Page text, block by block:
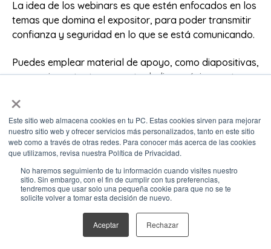
×
Este sitio web almacena cookies en tu PC. Estas cookies sirven para mejorar
nuestro sitio web y ofrecer servicios más personalizados, tanto en este sitio
web como a través de otras redes. Para conocer más acerca de las cookies
que utilizamos, revisa nuestra Política de Privacidad.
No haremos seguimiento de tu información cuando visites nuestro
sitio. Sin embargo, con el fin de cumplir con tus preferencias,
tendremos que usar solo una pequeña cookie para que no se te
solicite volver a tomar esta decisión de nuevo.
Aceptar Rechazar
La idea de los webinars es que estén enfocados en los
temas que domina el expositor, para poder transmitir
confianza y seguridad en lo que se está comunicando.
Puedes emplear material de apoyo, como diapositivas,
pero es importante que no te dediques únicamente a
tornarse monótona y aburrida para los asistentes.
Lo mejor es que escribas algún temario y que incluyas
un par de frases que te ayuden a recordar el camino
o por nervios.
7. Determina el formato
del webinar